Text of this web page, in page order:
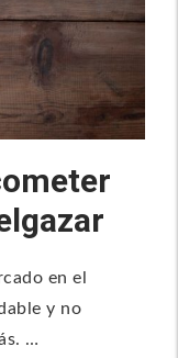
en el
y no
…